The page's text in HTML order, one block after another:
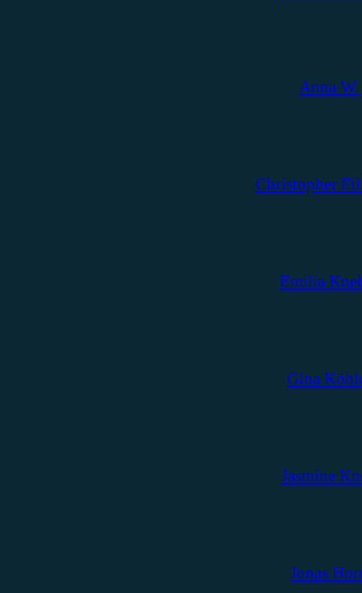
Anna W.
Christopher
Emilia
Gina
Jasmine
Jonas